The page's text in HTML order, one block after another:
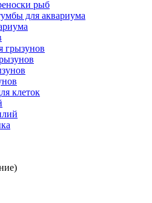
рыб
для аквариума
грызунов
клеток